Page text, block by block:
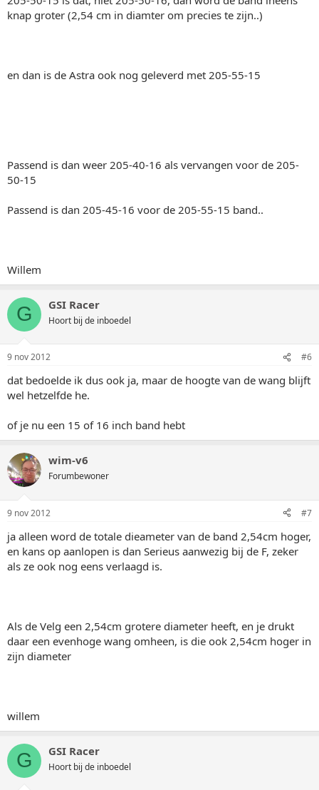
knap groter (2,54 cm in diamter om precies te zijn..)
en dan is de Astra ook nog geleverd met 205-55-15
Passend is dan weer 205-40-16 als vervangen voor de 205-
50-15
Passend is dan 205-45-16 voor de 205-55-15 band..
Willem
G GSI Racer
Hoort bij de inboedel
9 nov 2012 #6
dat bedoelde ik dus ook ja, maar de hoogte van de wang blijft
wel hetzelfde he.
of je nu een 15 of 16 inch band hebt
wim-v6
Forumbewoner
9 nov 2012 #7
ja alleen word de totale dieameter van de band 2,54cm hoger,
en kans op aanlopen is dan Serieus aanwezig bij de F, zeker
als ze ook nog eens verlaagd is.
Als de Velg een 2,54cm grotere diameter heeft, en je drukt
daar een evenhoge wang omheen, is die ook 2,54cm hoger in
zijn diameter
willem
G GSI Racer
Hoort bij de inboedel